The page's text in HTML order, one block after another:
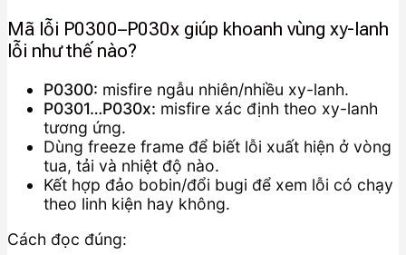
Mã lỗi P0300–P030x giúp khoanh vùng xy-lanh
lỗi như thế nào?
P0300: misfire ngẫu nhiên/nhiều xy-lanh.
P0301…P030x: misfire xác định theo xy-lanh
tương ứng.
Dùng freeze frame để biết lỗi xuất hiện ở vòng
tua, tải và nhiệt độ nào.
Kết hợp đảo bobin/đổi bugi để xem lỗi có chạy
theo linh kiện hay không.
Cách đọc đúng: